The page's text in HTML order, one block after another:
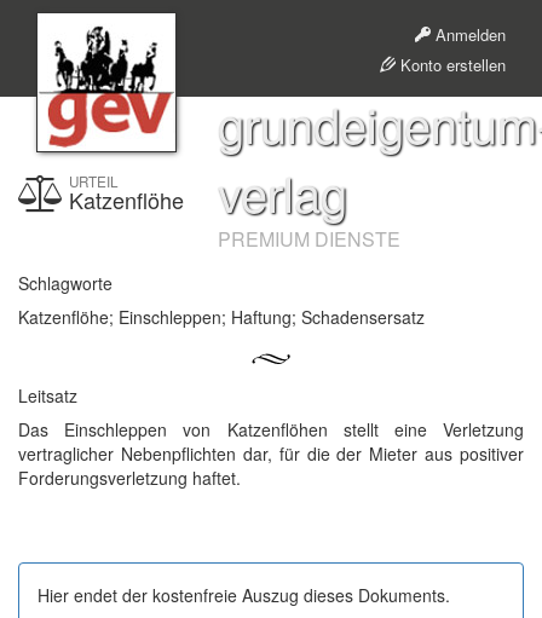
Anmelden
Konto erstellen
verlag
PREMIUM DIENSTE
URTEIL
Katzenflöhe
Schlagworte
Katzenflöhe; Einschleppen; Haftung; Schadensersatz
Leitsatz
Das Einschleppen von Katzenflöhen stellt eine Verletzung
vertraglicher Nebenpflichten dar, für die der Mieter aus positiver
Forderungsverletzung haftet.
Hier endet der kostenfreie Auszug dieses Dokuments.